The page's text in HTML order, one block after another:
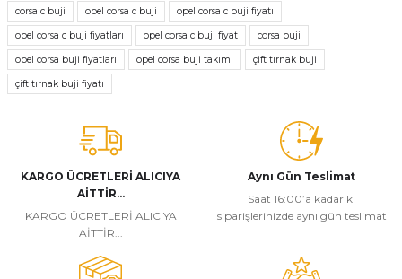
tarafımıza iletebilirsiniz.
Görüş ve önerileriniz için teşekkür ederiz.
Ürün resmi kalitesiz, bozuk veya görüntülenemiyor.
Ürün açıklamasında eksik bilgiler bulunuyor.
Ürün fiyatı diğer sitelerden daha pahalı.
Bu ürüne benzer farklı alternatifler olmalı.
corsa c buji
opel corsa c buji opel corsa c buji fiyatı
opel corsa c buji fiyatları opel corsa c buji fiyat corsa buji
opel corsa buji fiyatları opel corsa buji takımı çift tırnak buji
çift tırnak buji fiyatı
KARGO ÜCRETLERİ ALICIYA
AİTTİR...
KARGO ÜCRETLERİ ALICIYA
AİTTİR...
Aynı Gün Teslimat
Saat 16:00’a kadar ki
siparişlerinizde aynı gün teslimat